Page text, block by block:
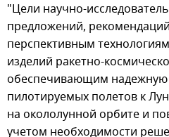
"Цели научно-
предложений,
перспективным
изделий ракетно-
обеспечивающим
пилотируемых полетов к
на окололунной орбите и
учетом необходимости